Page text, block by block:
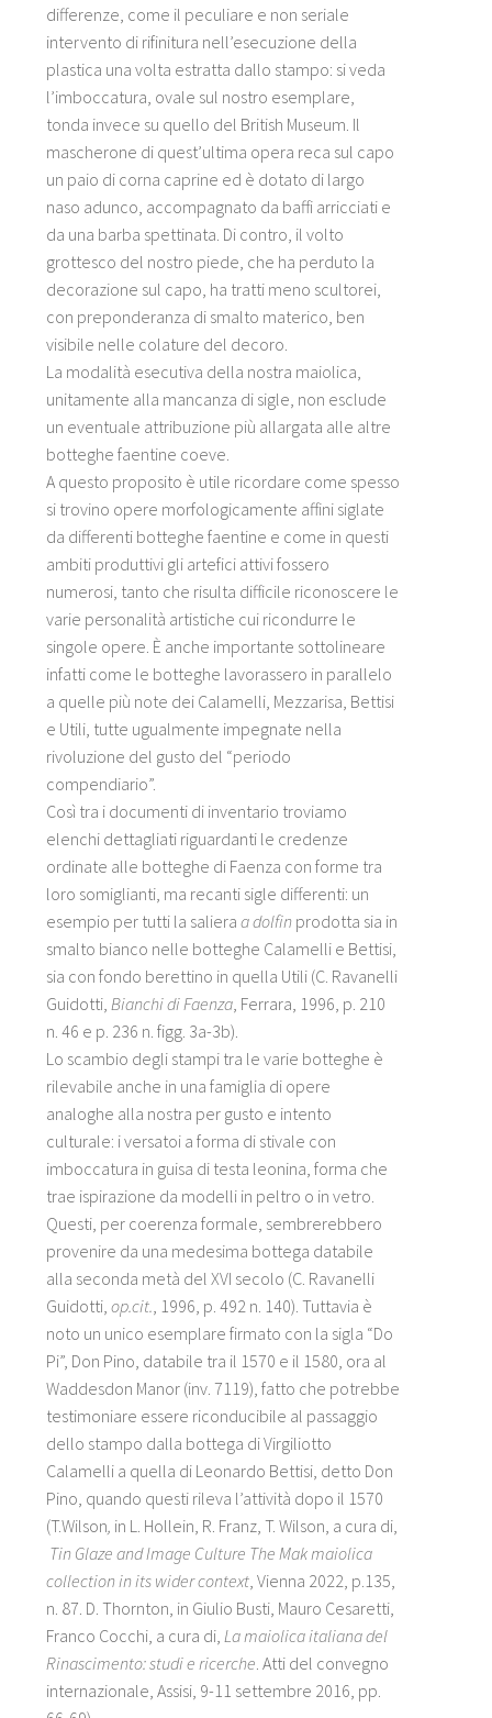
differenze, come il peculiare e non seriale
intervento di rifinitura nell’esecuzione della
plastica una volta estratta dallo stampo: si veda
l’imboccatura, ovale sul nostro esemplare,
tonda invece su quello del British Museum. Il
mascherone di quest’ultima opera reca sul capo
un paio di corna caprine ed è dotato di largo
naso adunco, accompagnato da baffi arricciati e
da una barba spettinata. Di contro, il volto
grottesco del nostro piede, che ha perduto la
decorazione sul capo, ha tratti meno scultorei,
con preponderanza di smalto materico, ben
visibile nelle colature del decoro.
La modalità esecutiva della nostra maiolica,
unitamente alla mancanza di sigle, non esclude
un eventuale attribuzione più allargata alle altre
botteghe faentine coeve.
A questo proposito è utile ricordare come spesso
si trovino opere morfologicamente affini siglate
da differenti botteghe faentine e come in questi
ambiti produttivi gli artefici attivi fossero
numerosi, tanto che risulta difficile riconoscere le
varie personalità artistiche cui ricondurre le
singole opere. È anche importante sottolineare
infatti come le botteghe lavorassero in parallelo
a quelle più note dei Calamelli, Mezzarisa, Bettisi
e Utili, tutte ugualmente impegnate nella
rivoluzione del gusto del “periodo
compendiario”.
Così tra i documenti di inventario troviamo
elenchi dettagliati riguardanti le credenze
ordinate alle botteghe di Faenza con forme tra
loro somiglianti, ma recanti sigle differenti: un
esempio per tutti la saliera adolfin prodotta sia in
smalto bianco nelle botteghe Calamelli e Bettisi,
sia con fondo berettino in quella Utili (C. Ravanelli
Guidotti, Bianchi di Faenza, Ferrara, 1996, p. 210
n. 46 e p. 236 n. figg. 3a-3b).
Lo scambio degli stampi tra le varie botteghe è
rilevabile anche in una famiglia di opere
analoghe alla nostra per gusto e intento
culturale: i versatoi a forma di stivale con
imboccatura in guisa di testa leonina, forma che
trae ispirazione da modelli in peltro o in vetro.
Questi, per coerenza formale, sembrerebbero
provenire da una medesima bottega databile
alla seconda metà del XVI secolo (C. Ravanelli
Guidotti, op.cit., 1996, p. 492 n. 140). Tuttavia è
noto un unico esemplare firmato con la sigla “Do
Pi”, Don Pino, databile tra il 1570 e il 1580, ora al
Waddesdon Manor (inv. 7119), fatto che potrebbe
testimoniare essere riconducibile al passaggio
dello stampo dalla bottega di Virgiliotto
Calamelli a quella di Leonardo Bettisi, detto Don
Pino, quando questi rileva l’attività dopo il 1570
(T.Wilson, in L. Hollein, R. Franz, T. Wilson, a cura di,
Tin Glaze and Image Culture The Mak maiolica
collection in its wider context, Vienna 2022, p.135,
n. 87. D. Thornton, in Giulio Busti, Mauro Cesaretti,
Franco Cocchi, a cura di, La maiolica italiana del
Rinascimento: studi e ricerche. Atti del convegno
internazionale, Assisi, 9-11 settembre 2016, pp.